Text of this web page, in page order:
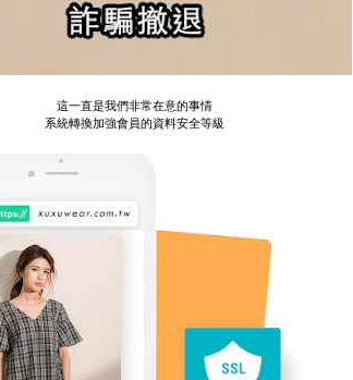
這一直是我們非常在意的事情
系統轉換加強會員的資料安全等級